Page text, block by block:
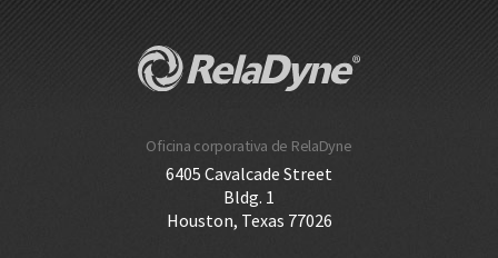
Oficina corporativa de RelaDyne
6405 Cavalcade Street
Bldg. 1
Houston, Texas 77026